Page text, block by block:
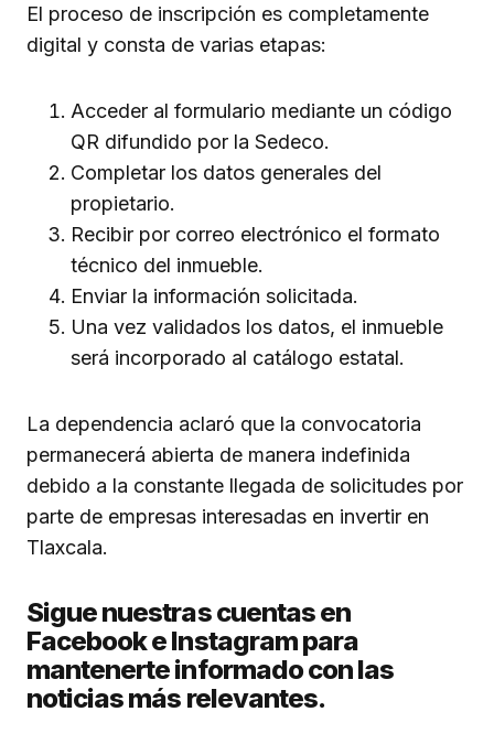
El proceso de inscripción es completamente
digital y consta de varias etapas:
Acceder al formulario mediante un código
QR difundido por la Sedeco.
Completar los datos generales del
propietario.
Recibir por correo electrónico el formato
técnico del inmueble.
Enviar la información solicitada.
Una vez validados los datos, el inmueble
será incorporado al catálogo estatal.
La dependencia aclaró que la convocatoria
permanecerá abierta de manera indefinida
debido a la constante llegada de solicitudes por
parte de empresas interesadas en invertir en
Tlaxcala.
Sigue nuestras cuentas en
Facebook e Instagram para
mantenerte informado con las
noticias más relevantes.